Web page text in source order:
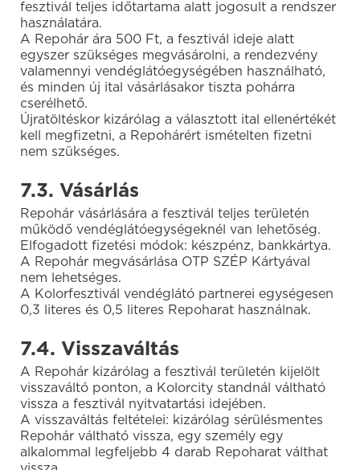
fesztivál teljes időtartama alatt jogosult a rendszer
használatára.
A Repohár ára 500 Ft, a fesztivál ideje alatt
egyszer szükséges megvásárolni, a rendezvény
valamennyi vendéglátóegységében használható,
és minden új ital vásárlásakor tiszta pohárra
cserélhető.
Újratöltéskor kizárólag a választott ital ellenértékét
kell megfizetni, a Repohárért ismételten fizetni
nem szükséges.
7.3. Vásárlás
Repohár vásárlására a fesztivál teljes területén
működő vendéglátóegységeknél van lehetőség.
Elfogadott fizetési módok: készpénz, bankkártya.
A Repohár megvásárlása OTP SZÉP Kártyával
nem lehetséges.
A Kolorfesztivál vendéglátó partnerei egységesen
0,3 literes és 0,5 literes Repoharat használnak.
7.4. Visszaváltás
A Repohár kizárólag a fesztivál területén kijelölt
visszaváltó ponton, a Kolorcity standnál váltható
vissza a fesztivál nyitvatartási idejében.
A visszaváltás feltételei: kizárólag sérülésmentes
Repohár váltható vissza, egy személy egy
alkalommal legfeljebb 4 darab Repoharat válthat